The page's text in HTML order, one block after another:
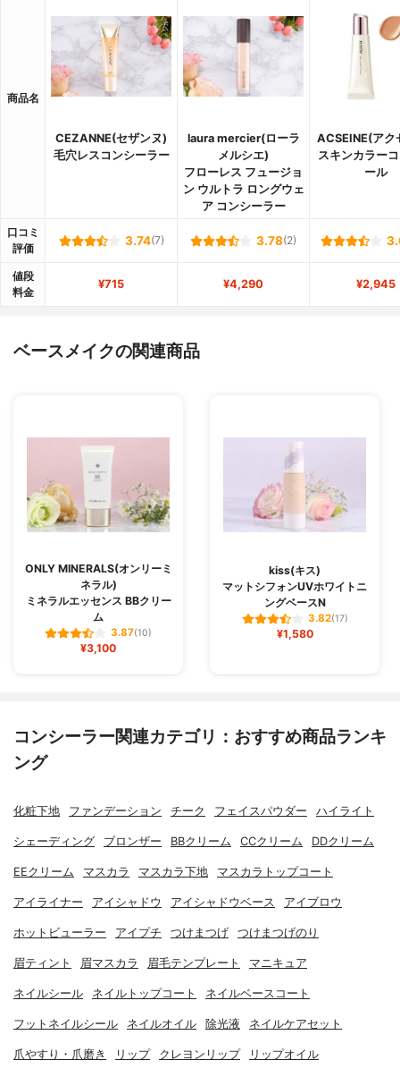
商品名
CEZANNE(セザンヌ)
毛穴レスコンシーラー
laura mercier(ローラ
メルシエ)
フローレス フュージョ
ン ウルトラ ロングウェ
ア コンシーラー
ACSEINE(アク
スキンカラー
ール
口コミ
評価
3.74(7) 3.78(2)
値段
料金
¥715 ¥4,290 ¥2,945
ベースメイクの関連商品
ONLY MINERALS(オンリーミ
ネラル)
ミネラルエッセンス BBクリー
ム
3.87(10)
¥3,100
kiss(キス)
マットシフォンUVホワイトニ
ングベースN
3.82(17)
¥1,580
コンシーラー関連カテゴリ：おすすめ商品ランキ
ング
化粧下地 ファンデーション チーク フェイスパウダー ハイライト
シェーディング ブロンザー BBクリーム CCクリーム DDクリーム
EEクリーム マスカラ マスカラ下地 マスカラトップコート
アイライナー アイシャドウ アイシャドウベース アイブロウ
ホットビューラー アイプチ つけまつげ つけまつげのり
眉ティント 眉マスカラ 眉毛テンプレート マニキュア
ネイルシール ネイルトップコート ネイルベースコート
フットネイルシール ネイルオイル 除光液 ネイルケアセット
爪やすり・爪磨き リップ クレヨンリップ リップオイル